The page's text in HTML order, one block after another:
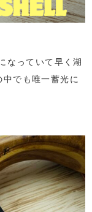
なっていて早く湖
でも唯一蓄光に